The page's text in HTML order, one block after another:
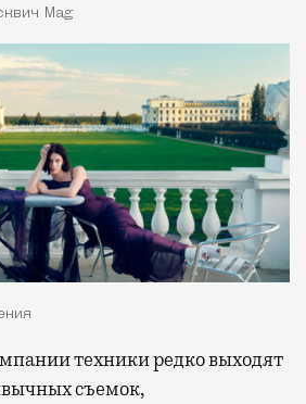
Mag
съемок,